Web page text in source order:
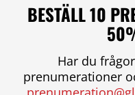
BESTÄLL 10
Har du
prenumerationer